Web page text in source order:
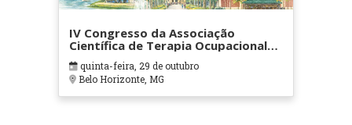
IV Congresso da Associação
Científica de Terapia Ocupacional
em Contextos Hospitalares e
Cuidados Paliativos - ATOHOSP
quinta-feira, 29 de outubro
Belo Horizonte, MG